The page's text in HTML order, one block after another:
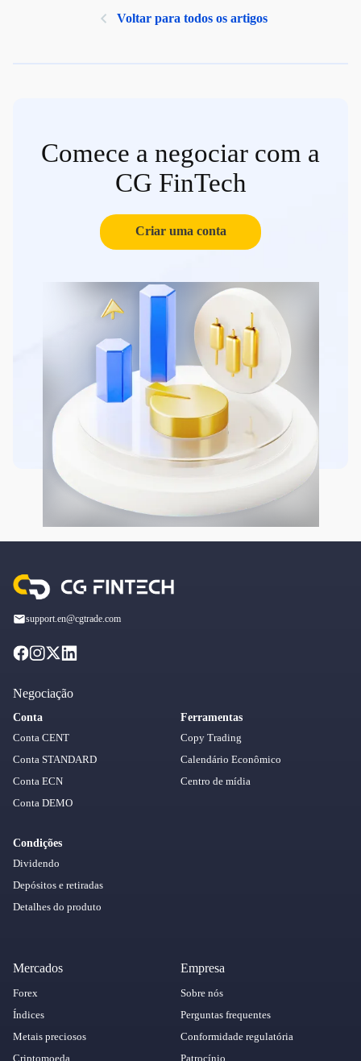
Voltar para todos os artigos
Comece a negociar com a
CG FinTech
Criar uma conta
support.en@cgtrade.com
Negociação
Conta
Conta CENT
Conta STANDARD
Conta ECN
Conta DEMO
Condições
Dividendo
Depósitos e retiradas
Detalhes do produto
Ferramentas
Copy Trading
Calendário Econômico
Centro de mídia
Mercados
Forex
Índices
Metais preciosos
Criptomoeda
Empresa
Sobre nós
Perguntas frequentes
Conformidade regulatória
Patrocínio